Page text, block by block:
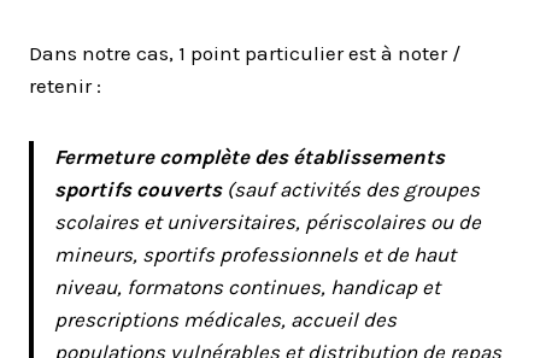
Dans notre cas, 1 point particulier est à noter /
retenir :
Fermeture complète des établissements
sportifs couverts(sauf activités des groupes
scolaires et universitaires, périscolaires ou de
mineurs, sportifs professionnels et de haut
niveau, formatons continues, handicap et
prescriptions médicales, accueil des
populations vulnérables et distribution de repas